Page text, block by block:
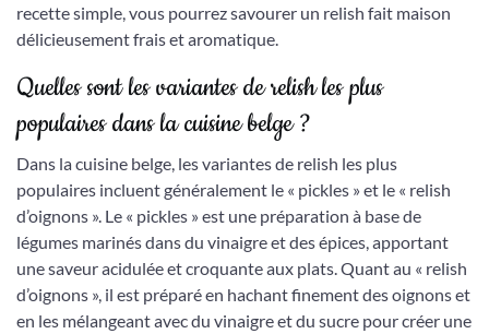
recette simple, vous pourrez savourer un relish fait maison
délicieusement frais et aromatique.
Quelles sont les variantes de relish les plus
populaires dans la cuisine belge ?
Dans la cuisine belge, les variantes de relish les plus
populaires incluent généralement le « pickles » et le « relish
d’oignons ». Le « pickles » est une préparation à base de
légumes marinés dans du vinaigre et des épices, apportant
une saveur acidulée et croquante aux plats. Quant au « relish
d’oignons », il est préparé en hachant finement des oignons et
en les mélangeant avec du vinaigre et du sucre pour créer une